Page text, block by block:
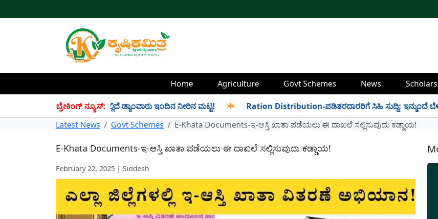
Home Agriculture Govt Schemes News
ಬ್ರೇಕಿಂಗ್ ನ್ಯೂಸ್:
TMC ನೀರು ಸಂಗ್ರಹ! ಇಲ್ಲಿದೆ ಡ್ಯಾಂವಾರು ಇಂದಿನ ನೀರಿನ ಮಟ್ಟ! ✱ Ration Distribution-ಪಡಿತರದಾರರಿಗೆ ಸಿಹಿ ಸುದ್ದಿ: ಇನ್ಮುಂದೆ ಬೆಳಿಗ್ಗೆ 6
Latest News
Govt Schemes E-Khata Documents-ಇ-ಆಸ್ತಿ ಖಾತಾ ಪಡೆಯಲು ಈ ದಾಖಲೆ ಸಲ್ಲಿಸುವುದು ಕಡ್ಡಾಯ!
E-Khata Documents-ಇ-ಆಸ್ತಿ ಖಾತಾ ಪಡೆಯಲು ಈ ದಾಖಲೆ ಸಲ್ಲಿಸುವುದು ಕಡ್ಡಾಯ!
February 22, 2025 | Siddesh